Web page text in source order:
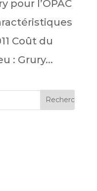
pour l’OPAC
Coût du
: Grury...